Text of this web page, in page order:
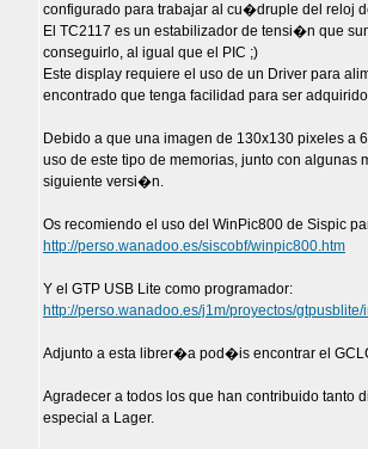
configurado para trabajar al cu�druple del reloj
El TC2117 es un estabilizador de tensi�n que
conseguirlo, al igual que el PIC ;)
Este display requiere el uso de un Driver para
encontrado que tenga facilidad para ser
Debido a que una imagen de 130x130 pixeles a
uso de este tipo de memorias, junto con
siguiente versi�n.
Os recomiendo el uso del WinPic800 de Sispic
http://perso.wanadoo.es/siscobf/winpic800.htm
Y el GTP USB Lite como programador:
http://perso.wanadoo.es/j1m/proyectos/gtpusblite/
Adjunto a esta librer�a pod�is encontrar el
Agradecer a todos los que han contribuido tanto
especial a Lager.